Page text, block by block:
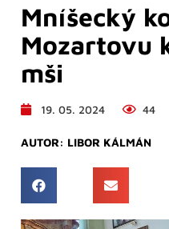
Mníšecký
Mozartovu
mši
19. 05. 2024 44
AUTOR: LIBOR KÁLMÁN